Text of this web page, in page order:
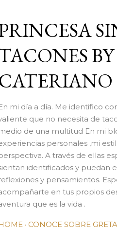
mi día a día. Me identifico
que no necesita de
de una multitud En mi
personales ,mi
A través de ellas
identificados y puedan
y pensamientos.
en tus propios
que es la vida .
CONOCE SOBRE